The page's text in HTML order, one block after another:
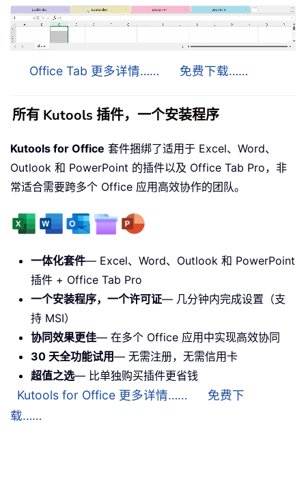
Office Tab 更多详情…… 免费下载……
所有 Kutools 插件，一个安装程序
Kutools for Office 套件捆绑了适用于 Excel、Word、
Outlook 和 PowerPoint 的插件以及 Office Tab Pro，非
常适合需要跨多个 Office 应用高效协作的团队。
一体化套件— Excel、Word、Outlook 和 PowerPoint
插件 + Office Tab Pro
一个安装程序，一个许可证— 几分钟内完成设置（支
持 MSI）
协同效果更佳— 在多个 Office 应用中实现高效协同
30 天全功能试用— 无需注册，无需信用卡
超值之选— 比单独购买插件更省钱
Kutools for Office 更多详情……
免费下
载……